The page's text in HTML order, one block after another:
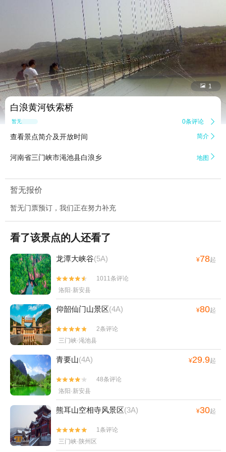
 1
白浪黄河铁索桥
暂无点评 0条评论 
查看景点简介及开放时间 简介 
河南省三门峡市渑池县白浪乡 地图 
暂无报价
暂无门票预订，我们正在努力补充
看了该景点的人还看了
龙潭大峡谷(5A) ¥78起


1011条评论
洛阳·新安县
仰韶仙门山景区(4A) ¥80起


2条评论
三门峡·渑池县
青要山(4A) ¥29.9起


48条评论
洛阳·新安县
熊耳山空相寺风景区(3A) ¥30起


1条评论
三门峡·陕州区